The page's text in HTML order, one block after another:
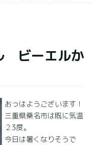
ビーエルか
おっはようございます！
三重県桑名市は既に気温
２3度。
今日は暑くなりそうで